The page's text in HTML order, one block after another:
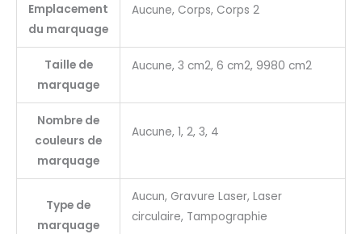
Emplacement
du marquage
Aucune, Corps, Corps 2
Taille de
marquage
Aucune, 3 cm2, 6 cm2, 9980 cm2
Nombre de
couleurs de
marquage
Aucune, 1, 2, 3, 4
Type de
marquage
Aucun, Gravure Laser, Laser
circulaire, Tampographie